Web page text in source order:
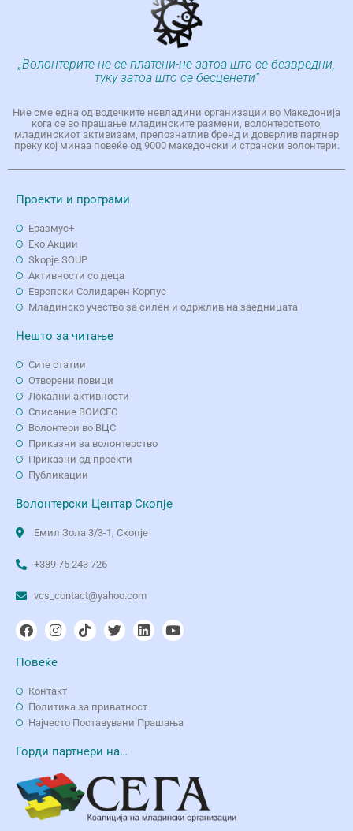
„Волонтерите не се платени-не затоа што се безвредни,
туку затоа што се бесценети“
Ние сме една од водечките невладини организации во Македонија
кога се во прашање младинските размени, волонтерството,
младинскиот активизам, препознатлив бренд и доверлив партнер
преку кој минаа повеќе од 9000 македонски и странски волонтери.
Проекти и програми
Еразмус+
Еко Aкции
Skopje SOUP
Активности со деца
Европски Солидарен Корпус
Младинско учество за силен и одржлив на заедницата
Нешто за читање
Сите статии
Отворени повици
Локални активности
Списание ВОИСЕС
Волонтери во ВЦС
Приказни за волонтерство
Приказни од проекти
Публикации
Волонтерски Центар Скопје
Емил Зола 3/3-1, Скопје
+389 75 243 726
vcs_contact@yahoo.com
Повеќе
Контакт
Политика за приватност
Најчесто Поставувани Прашања
Горди партнери на…